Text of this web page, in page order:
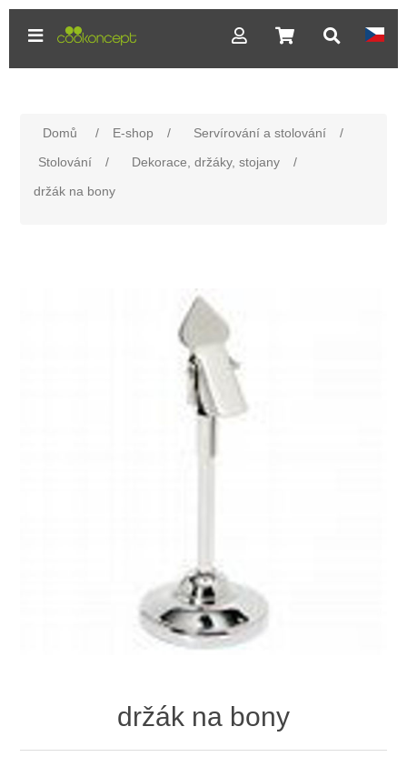
Domů / E-shop / Servírování a stolování
/
Stolování
/ Dekorace, držáky, stojany
/
držák na bony
držák na bony